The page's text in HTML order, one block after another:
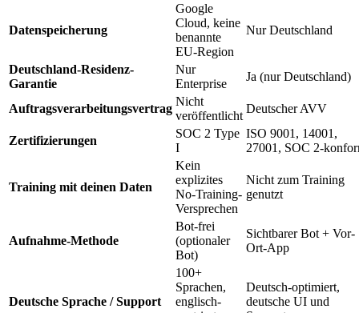
Datenspeicherung
Google
Cloud, keine
benannte
EU-Region
Nur Deutschland
Deutschland-Residenz-
Garantie
Nur
Enterprise
Ja (nur Deutschland)
Auftragsverarbeitungsvertrag
Nicht
veröffentlicht
Deutscher AVV
Zertifizierungen
SOC 2 Type
I
ISO 9001, 14001,
27001, SOC 2-
Training mit deinen Daten
Kein
explizites
No-Training-
Versprechen
Nicht zum Training
genutzt
Aufnahme-Methode
Bot-frei
(optionaler
Bot)
Sichtbarer Bot + Vor-
Ort-App
Deutsche Sprache / Support
100+
Sprachen,
englisch-
Deutsch-optimiert,
deutsche UI und